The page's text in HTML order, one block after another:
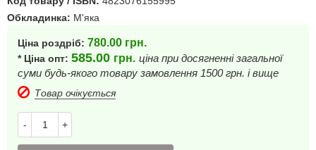
Обкладинка: М'яка
Ціна роздріб: 780.00 грн.
* Ціна опт: 585.00 грн. ціна при досягненні загальної
суми будь-якого товару замовлення 1500 грн. і вище
Товар очікується
- +